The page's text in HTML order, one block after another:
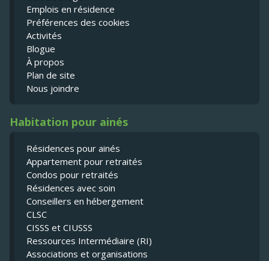
Emplois en résidence
Préférences des cookies
Activités
Blogue
À propos
Plan de site
Nous joindre
Habitation pour ainés
Résidences pour ainés
Appartement pour retraités
Condos pour retraités
Résidences avec soin
Conseillers en hébergement
CLSC
CISSS et CIUSSS
Ressources Intermédiaire (RI)
Associations et organisations